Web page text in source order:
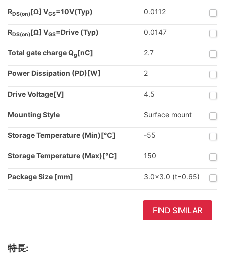
RDS(on)[Ω] VGS=10V(Typ) 0.0112
RDS(on)[Ω] VGS=Drive (Typ) 0.0147
Total gate charge Qg[nC] 2.7
Power Dissipation (PD)[W] 2
Drive Voltage[V] 4.5
Mounting Style Surface mount
Storage Temperature (Min)[℃] -55
Storage Temperature (Max)[℃] 150
Package Size [mm] 3.0x3.0 (t=0.65)
FIND SIMILAR
特長: